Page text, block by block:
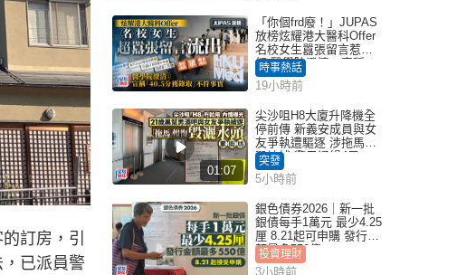
訂房，引
已派員警
「你個frd廢！」JUPAS
放榜炫耀港大醫科Offer
名校女生囂張留言惹眾
怒 醫學院澄清：宣稱
「40.5分獲錄取」不符事
實｜Juicy叮
時事熱話
19小時前
01:07
尖沙咀H8大廈升降機全
停前傳 新義安成員與女
友爭執遭驅逐 涉拖馬刑
毀被捕 警另通緝4男
突發
5小時前
銀色債券2026｜新一批
銀債每手1萬元 最少4.25
厘 8.21起可申購 發行金
額最多550億
投資理財
3小時前